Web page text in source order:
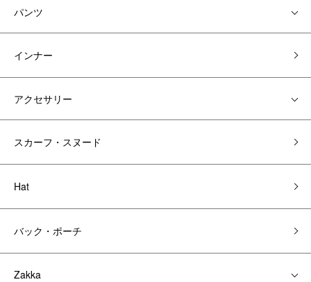
パンツ
インナー
アクセサリー
スカーフ・スヌード
Hat
バック・ポーチ
Zakka